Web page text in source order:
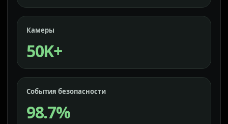
Камеры
50K+
События безопасности
98.7%